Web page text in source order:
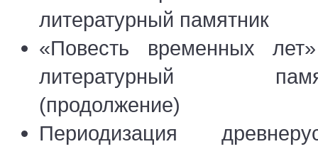
литературный памятник
«Повесть временных
литературный
(продолжение)
Периодизация